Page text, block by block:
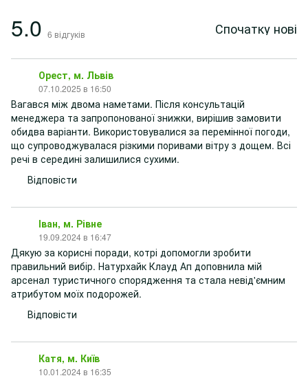
5.0 6 відгуків Спочатку нові
Орест, м. Львів
07.10.2025 в 16:50
Вагався між двома наметами. Після консультацій
менеджера та запропонованої знижки, вирішив замовити
обидва варіанти. Використовувалися за перемінної погоди,
що супроводжувалася різкими поривами вітру з дощем. Всі
речі в середині залишилися сухими.
Відповісти
Іван, м. Рівне
19.09.2024 в 16:47
Дякую за корисні поради, котрі допомогли зробити
правильний вибір. Натурхайк Клауд Ап доповнила мій
арсенал туристичного спорядження та стала невід'ємним
атрибутом моїх подорожей.
Відповісти
Катя, м. Київ
10.01.2024 в 16:35